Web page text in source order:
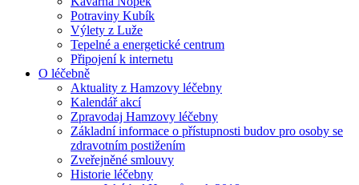
Potraviny Kubík
Výlety z Luže
Tepelné a energetické centrum
Připojení k internetu
O léčebně
Aktuality z Hamzovy léčebny
Kalendář akcí
Zpravodaj Hamzovy léčebny
Základní informace o přístupnosti budov pro osoby se
zdravotním postižením
Zveřejněné smlouvy
Historie léčebny